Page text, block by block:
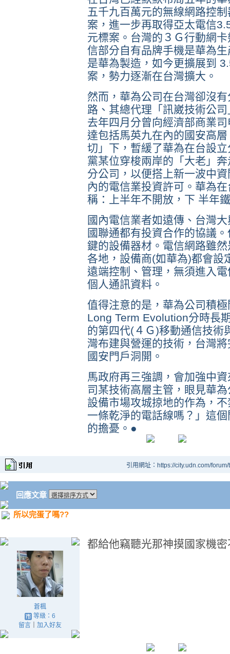
五千九百萬元的無線網路控
案，進一步再取得亞太電信
元標案。台灣的３Ｇ行動網
信部分自有品牌手機是華為
是華為製造，如今更擴展到
案，勢力逐漸在台灣擴大。
然而，華為公司在台灣卻沒
路、其總代理「訊崴技術公
去年四月分曾向經濟部商業
達包括馬英九在內的國安高
切」下，暫緩了華為在台設
黨某位穿梭兩岸的「大老」
分公司，以便搭上新一波中
內的電信業投資許可。華為
稱：上半年不開放，下 半年
國內電信業者如遠傳、台灣
國聯通都有投資合作的協議
鍵的設備器材。電信網路雖
各地，設備商(如華為)都會設
遠端控制、管理，無須進入
個人通訊資料。
值得注意的是，華為公司積
Long Term Evolution分時長
的第四代(４Ｇ)移動通信技術
灣布建與營運的技術，台灣
國安門戶洞開。
馬政府再三強調，會加強中
司某技術高層主管，眼見華
設備市場攻城掠地的作為，
一條乾淨的電話線嗎？」這
的擔憂。●
引用網址：https://city.udn.com/
回應文章
所以完蛋了嗎??
蒼楓
等級：6
留言｜ 加入好友
都給他竊聽光那神摸國家機